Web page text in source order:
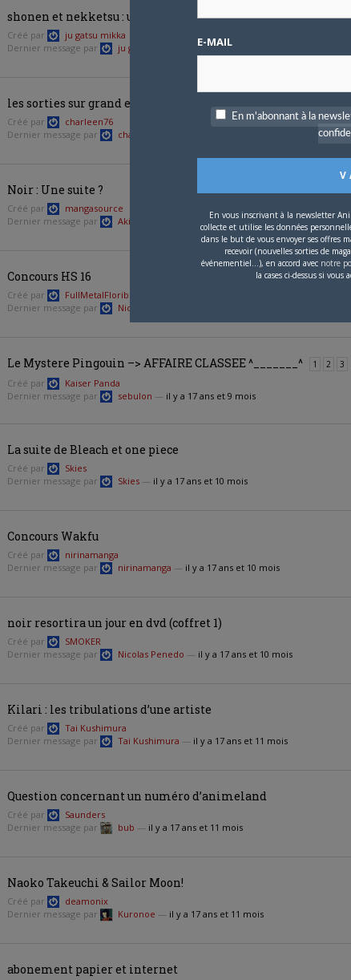
shonen et nekketsu : un amalgame qui énerve
Créé par
ju gatsu mikka
Dernier message par
ju gatsu mikka il y a 17 ans et 9 mois
les sorties sur grand ecran
Créé par
charleen76
Dernier message par
charleen76
Noir : Une suite ?
Créé par
mangasource
Dernier message par
Akiko_12 il y a 17 ans et 9 mois
Concours HS 16
Créé par
FullMetalFlorib
Dernier message par
Nicolas Penedo
Le Mystere Pingouin –> AFFAIRE CLASSEE ^_______^ 1 2 3
Créé par
Kaiser Panda
Dernier message par
sebulon — il y a 17 ans et 9 mois
La suite de Bleach et one piece
Créé par
Skies
Dernier message par
Skies — il y a 17 ans et 10 mois
Concours Wakfu
Créé par
nirinamanga
Dernier message par
nirinamanga — il y a 17 ans et 10 mois
noir resortira un jour en dvd (coffret 1)
Créé par
SMOKER
Dernier message par
Nicolas Penedo — il y a 17 ans et 10 mois
Kilari : les tribulations d’une artiste
Créé par
Tai Kushimura
Dernier message par
Tai Kushimura — il y a 17 ans et 11 mois
Question concernant un numéro d’animeland
Créé par
Saunders
Dernier message par
bub — il y a 17 ans et 11 mois
Naoko Takeuchi & Sailor Moon!
Créé par
deamonix
Dernier message par
Kuronoe — il y a 17 ans et 11 mois
abonement papier et internet
E-MAIL
En m'abonnant à la
En vous inscrivant à la newsletter
collecte et utilise les données
dans le but de vous envoyer ses offres
recevoir (nouvelles sorties de
événementiel...), en accord avec notre
la cases ci-dessus si